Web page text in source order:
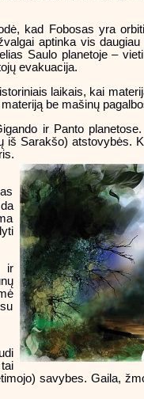
kad Fobosas yra
aptinka vis
Saulo planetoje –
evakuacija.
laikais, kai
be mašinų
ir Panto
iš Sarakšo) atstovybės.
ir
savybes. Gaila,